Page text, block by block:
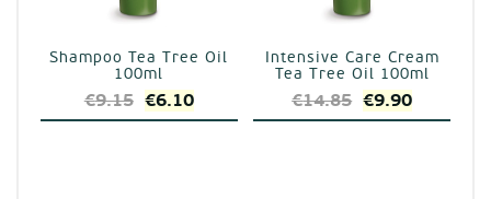
Shampoo Tea Tree Oil
100ml
€9.15 Original
price
€6.10Η
τρέχουσα
Intensive Care Cream
Tea Tree Oil 100ml
€14.85 Original
price
€9.90Η
τρέχουσα